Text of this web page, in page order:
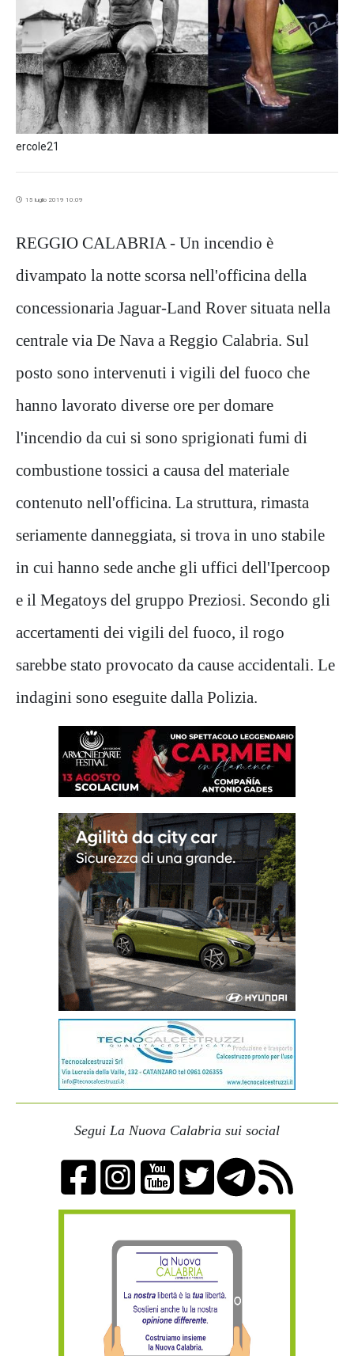
ercole21
15 luglio 2019 10:09
REGGIO CALABRIA - Un incendio è
divampato la notte scorsa nell'officina della
concessionaria Jaguar-Land Rover situata nella
centrale via De Nava a Reggio Calabria. Sul
posto sono intervenuti i vigili del fuoco che
hanno lavorato diverse ore per domare
l'incendio da cui si sono sprigionati fumi di
combustione tossici a causa del materiale
contenuto nell'officina. La struttura, rimasta
seriamente danneggiata, si trova in uno stabile
in cui hanno sede anche gli uffici dell'Ipercoop
e il Megatoys del gruppo Preziosi. Secondo gli
accertamenti dei vigili del fuoco, il rogo
sarebbe stato provocato da cause accidentali. Le
indagini sono eseguite dalla Polizia.
Segui La Nuova Calabria sui social